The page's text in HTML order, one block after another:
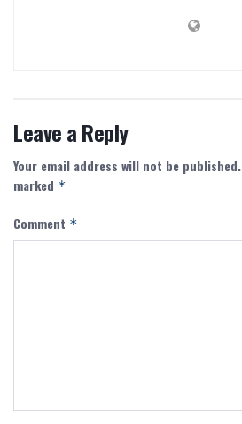
Leave a Reply
Your email address will not be published.
marked *
Comment *